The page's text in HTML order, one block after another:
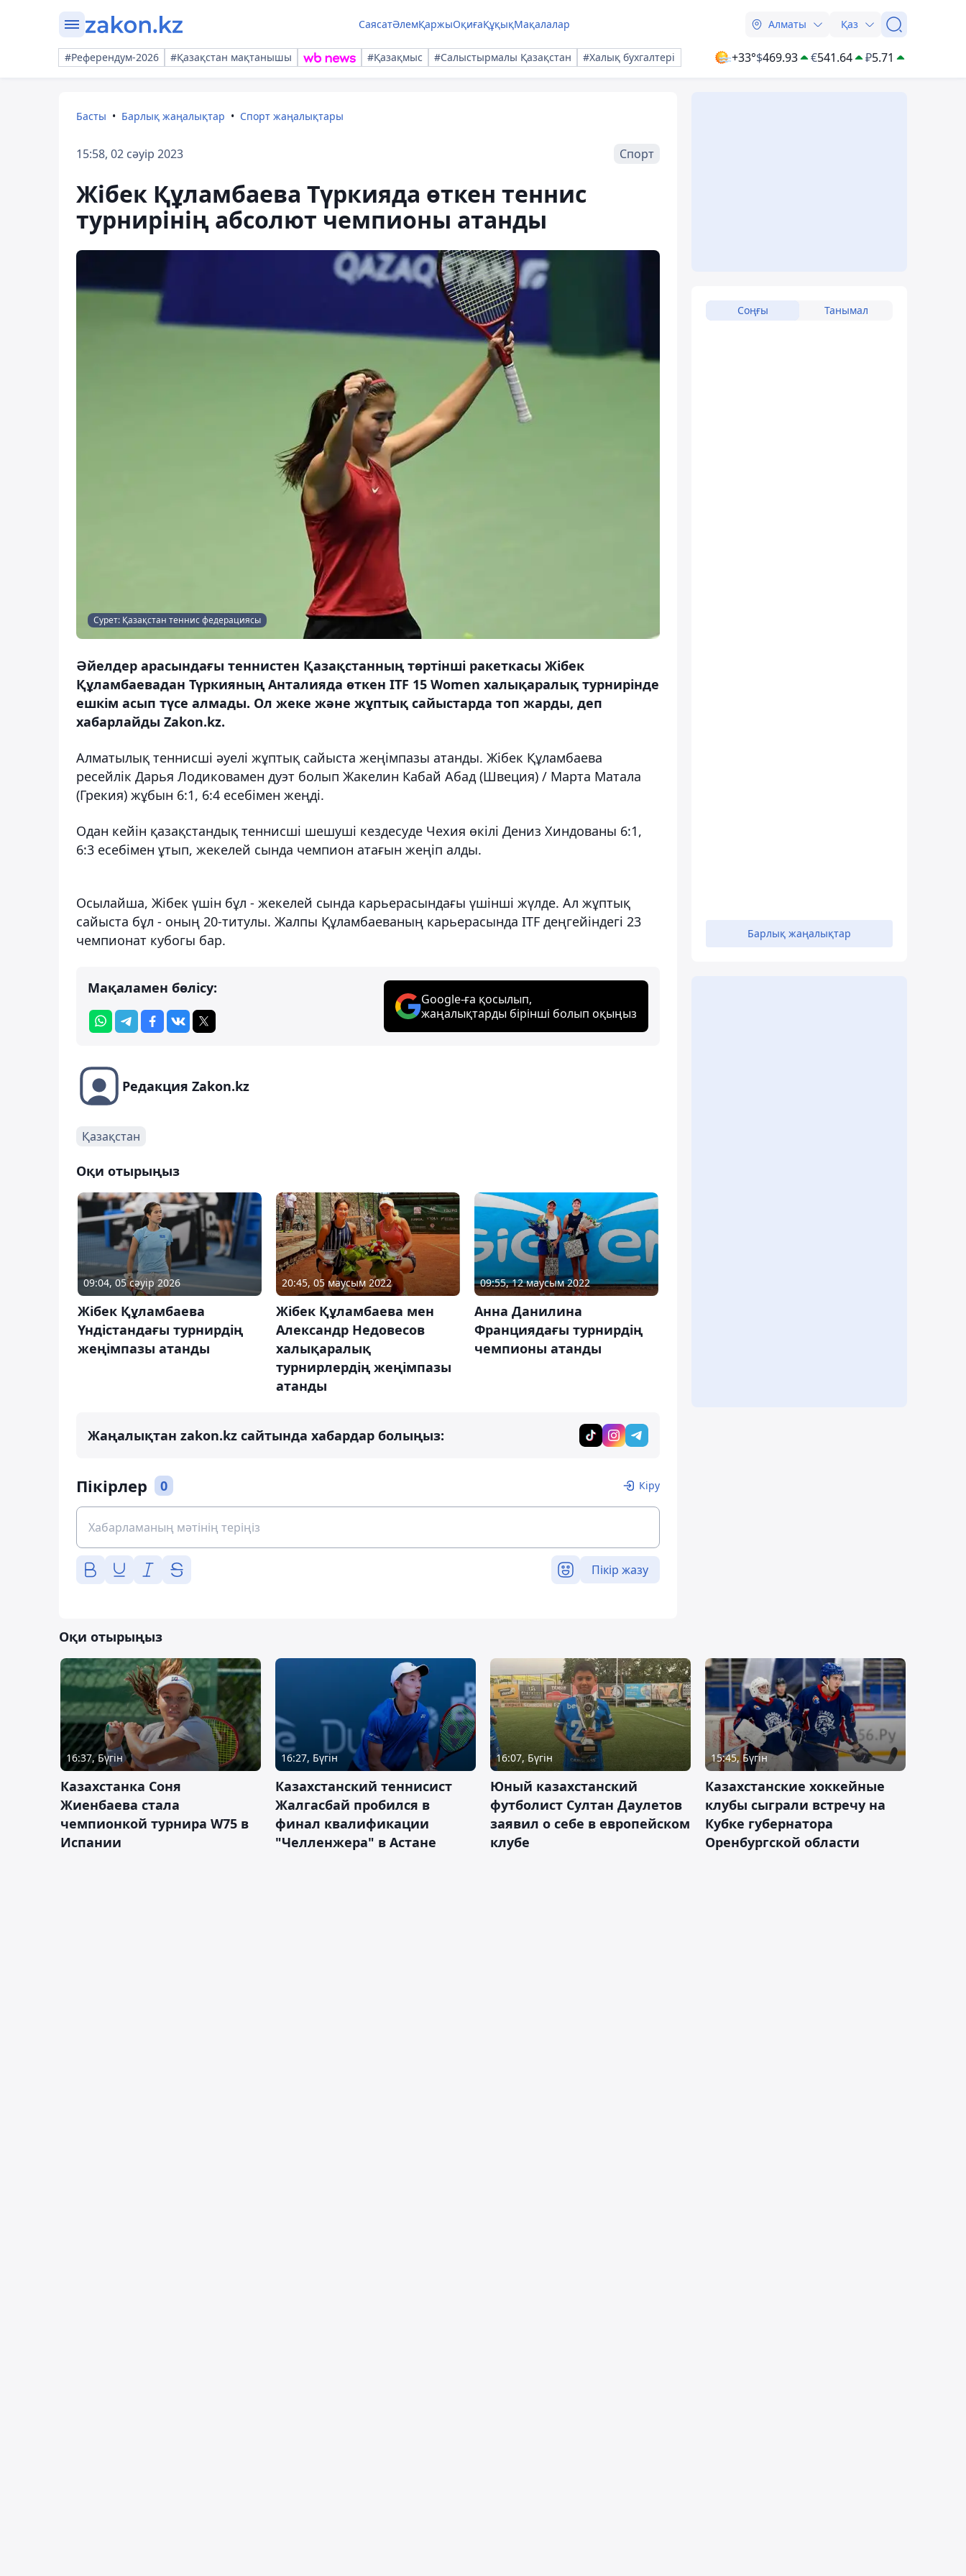
СаясатӘлемҚаржыОқиғаҚұқықМақалалар Алматы Қаз
#Референдум-2026 #Қазақстан мақтанышы #Қазақмыс #Салыстырмалы Қазақстан #Халық бухгалтері +33°$469.93 €541.64 ₽5.71
Басты Барлық жаңалықтар Спорт жаңалықтары
15:58, 02 сәуір 2023 Спорт
Жібек Құламбаева Түркияда өткен теннис
турнирінің абсолют чемпионы атанды
Сурет: Қазақстан теннис федерациясы
Әйелдер арасындағы теннистен Қазақстанның төртінші ракеткасы Жібек
Құламбаевадан Түркияның Анталияда өткен ITF 15 Women халықаралық турнирінде
ешкім асып түсе алмады. Ол жеке және жұптық сайыстарда топ жарды, деп
хабарлайды Zakon.kz.
Алматылық теннисші әуелі жұптық сайыста жеңімпазы атанды. Жібек Құламбаева
ресейлік Дарья Лодиковамен дуэт болып Жакелин Кабай Абад (Швеция) / Марта Матала
(Грекия) жұбын 6:1, 6:4 есебімен жеңді.
Одан кейін қазақстандық теннисші шешуші кездесуде Чехия өкілі Дениз Хиндованы 6:1,
6:3 есебімен ұтып, жекелей сында чемпион атағын жеңіп алды.
Осылайша, Жібек үшін бұл - жекелей сында карьерасындағы үшінші жүлде. Ал жұптық
сайыста бұл - оның 20-титулы. Жалпы Құламбаеваның карьерасында ITF деңгейіндегі 23
чемпионат кубогы бар.
Мақаламен бөлісу:
Google-ға қосылып,
жаңалықтарды бірінші болып оқыңыз
Редакция Zakon.kz
Қазақстан
Оқи отырыңыз
09:04, 05 сәуір 2026
Жібек Құламбаева
Үндістандағы турнирдің
жеңімпазы атанды
20:45, 05 маусым 2022
Жібек Құламбаева мен
Александр Недовесов
халықаралық
турнирлердің жеңімпазы
атанды
09:55, 12 маусым 2022
Анна Данилина
Франциядағы турнирдің
чемпионы атанды
Жаңалықтан zakon.kz сайтында хабардар болыңыз:
Пікірлер 0 Кіру
Пікір жазу
Соңғы Танымал
Барлық жаңалықтар
Оқи отырыңыз
16:37, Бүгін
Казахстанка Соня
Жиенбаева стала
чемпионкой турнира W75 в
Испании
16:27, Бүгін
Казахстанский теннисист
Жалгасбай пробился в
финал квалификации
"Челленжера" в Астане
16:07, Бүгін
Юный казахстанский
футболист Султан Даулетов
заявил о себе в европейском
клубе
15:45, Бүгін
Казахстанские хоккейные
клубы сыграли встречу на
Кубке губернатора
Оренбургской области